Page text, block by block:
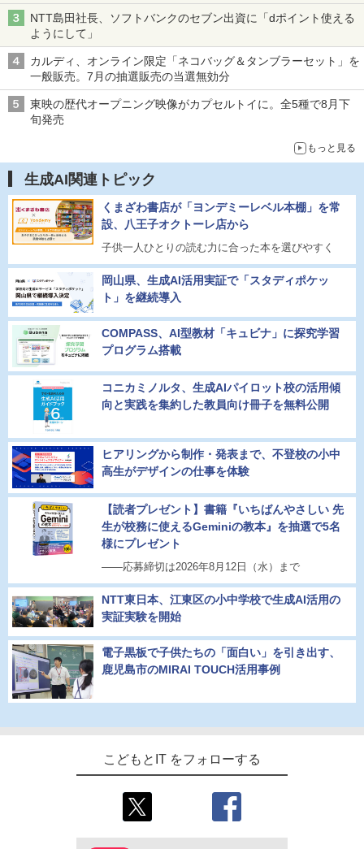
NTT島田社長、ソフトバンクのセブン出資に「dポイント使える
ようにして」
カルディ、オンライン限定「ネコバッグ＆タンブラーセット」を
一般販売。7月の抽選販売の当選無効分
東映の歴代オープニング映像がカプセルトイに。全5種で8月下
旬発売
もっと見る
生成AI関連トピック
くまざわ書店が「ヨンデミーレベル本棚」を常
設、八王子オクトーレ店から
子供一人ひとりの読む力に合った本を選びやすく
岡山県、生成AI活用実証で「スタディポケッ
ト」を継続導入
COMPASS、AI型教材「キュビナ」に探究学習
プログラム搭載
コニカミノルタ、生成AIパイロット校の活用傾
向と実践を集約した教員向け冊子を無料公開
ヒアリングから制作・発表まで、不登校の小中
高生がデザインの仕事を体験
【読者プレゼント】書籍『いちばんやさしい 先
生が校務に使えるGeminiの教本』を抽選で5名
様にプレゼント
――応募締切は2026年8月12日（水）まで
NTT東日本、江東区の小中学校で生成AI活用の
実証実験を開始
電子黒板で子供たちの「面白い」を引き出す、
鹿児島市のMIRAI TOUCH活用事例
こどもとIT をフォローする